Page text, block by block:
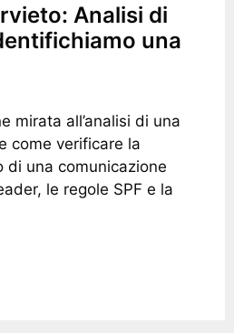
Analisi di
una
mirata all’analisi di una
come verificare la
di una comunicazione
le regole SPF e la